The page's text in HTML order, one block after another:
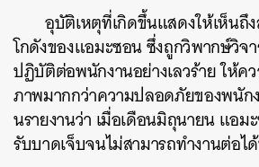
อุบัติเหตุที่เกิดขึ้นแสดงให้เห็นถึ
โกดังของแอมะซอน ซึ่งถูกวิพากษ์วิจ
ปฏิบัติต่อพนักงานอย่างเลวร้าย ให้
ภาพมากกว่าความปลอดภัยของพนัก
นรายงานว่า เมื่อเดือนมิถุนายน แอ
รับบาดเจ็บจนไม่สามารถทำงานต่อไ